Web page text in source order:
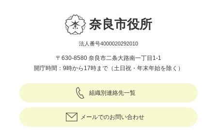
奈良市役所
法人番号4000020292010
〒630-8580 奈良市二条大路南一丁目1-1
開庁時間：9時から17時まで（土日祝・年末年始を除く）
組織別連絡先一覧
メールでのお問い合わせ